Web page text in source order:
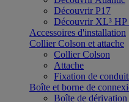
Découvrir P17
Découvrir XL³ HP
Accessoires d'installation
Collier Colson et attache
Collier Colson
Attache
Fixation de
Boîte et borne de
Boîte de dérivation